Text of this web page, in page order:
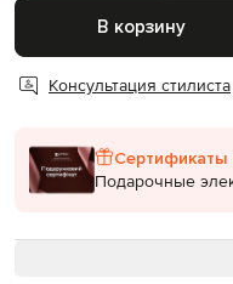
В корзину
Консультация стилиста
Сертификаты
Подарочные